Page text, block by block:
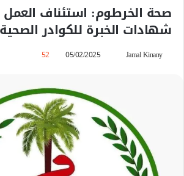
صحة الخرطوم: استئناف
شهادات الخبرة للكوادر
Jamal Kinany
ب
ر
ي
05/02/2025
52